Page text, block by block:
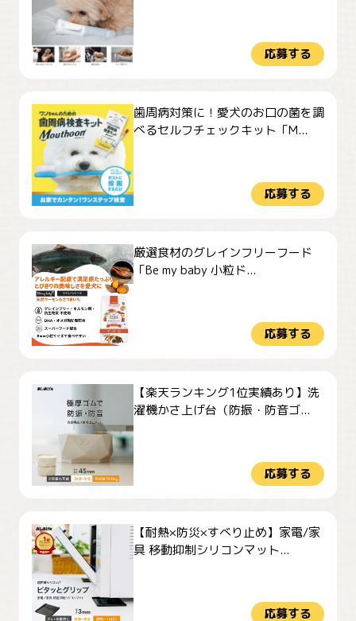
応募する
歯周病対策に！愛犬のお口の菌を調
べるセルフチェックキット「M...
応募する
厳選食材のグレインフリーフード
「Be my baby 小粒ド...
応募する
【楽天ランキング1位実績あり】洗
濯機かさ上げ台（防振・防音ゴ...
応募する
【耐熱×防災×すべり止め】家電/家
具 移動抑制シリコンマット...
応募する